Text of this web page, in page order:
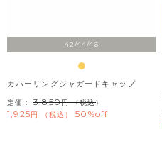
42/44/46
カバーリングジャガードキャップ
定価： 3,850 （税込）
1,925 税込 50%off